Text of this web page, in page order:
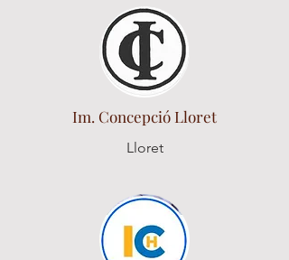
Im. Concepció Lloret
Lloret